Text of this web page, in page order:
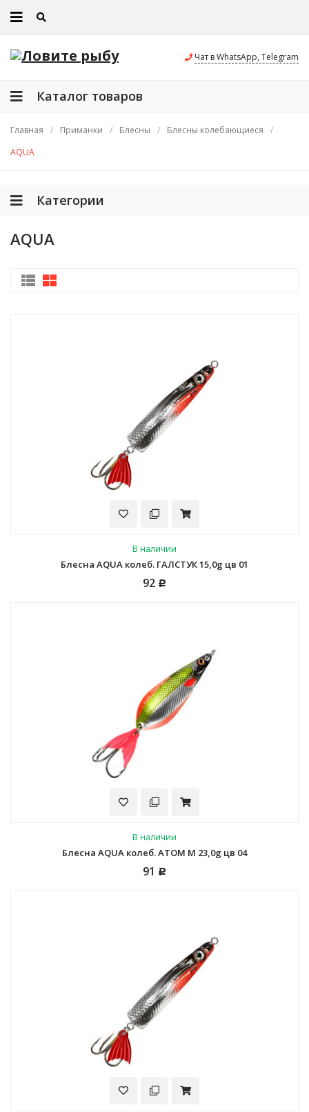
Чат в WhatsApp, Telegram
Каталог товаров
Главная / Приманки / Блесны / Блесны колебающиеся
/
AQUA
Категории
AQUA
В наличии
Блесна AQUA колеб. ГАЛСТУК 15,0g цв 01
92 Р
В наличии
Блесна AQUA колеб. АТОМ M 23,0g цв 04
91 Р